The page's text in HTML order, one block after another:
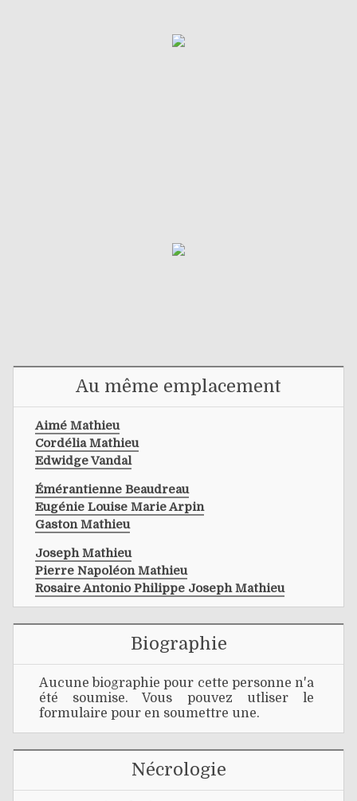
Au même emplacement
Aimé Mathieu
Cordélia Mathieu
Edwidge Vandal
Émérantienne Beaudreau
Eugénie Louise Marie Arpin
Gaston Mathieu
Joseph Mathieu
Pierre Napoléon Mathieu
Rosaire Antonio Philippe Joseph Mathieu
Biographie
Aucune biographie pour cette personne n'a
été soumise. Vous pouvez utliser le
formulaire pour en soumettre une.
Nécrologie